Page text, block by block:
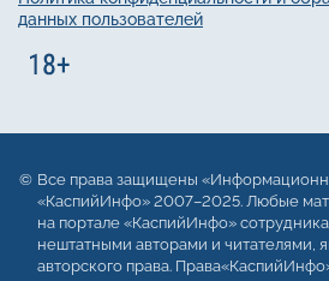
данных пользователей
Все права защищены
«КаспийИнфо» 2007–2025. Любые
на портале «КаспийИнфо»
нештатными авторами и читателями,
авторского права.